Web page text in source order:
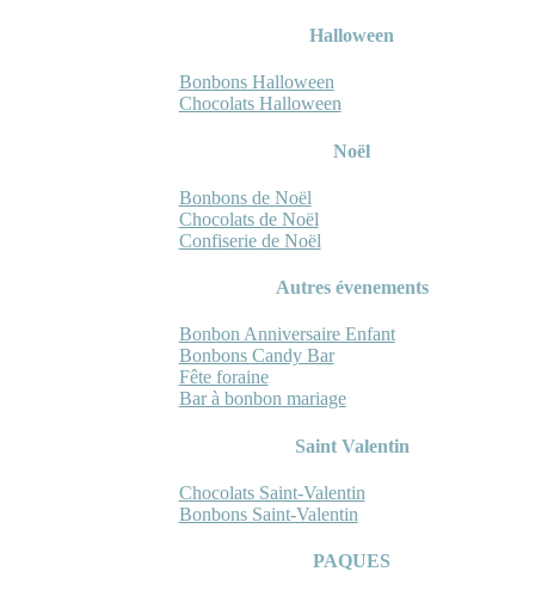
Halloween
Bonbons Halloween
Chocolats Halloween
Noël
Bonbons de Noël
Chocolats de Noël
Confiserie de Noël
Autres évenements
Bonbon Anniversaire Enfant
Bonbons Candy Bar
Fête foraine
Bar à bonbon mariage
Saint Valentin
Chocolats Saint-Valentin
Bonbons Saint-Valentin
PAQUES